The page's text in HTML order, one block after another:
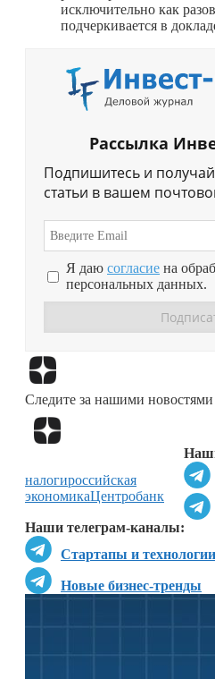
исключительно как
подчеркивается в
Рассылка
Подпишитесь и
статьи в вашем
Я даю согласие на
персональных данных.
Следите за нашими
Наши телеграм-каналы:
Стартапы и технологии
Новые бизнес-тренды
налогироссийская
экономикаЦентробанк